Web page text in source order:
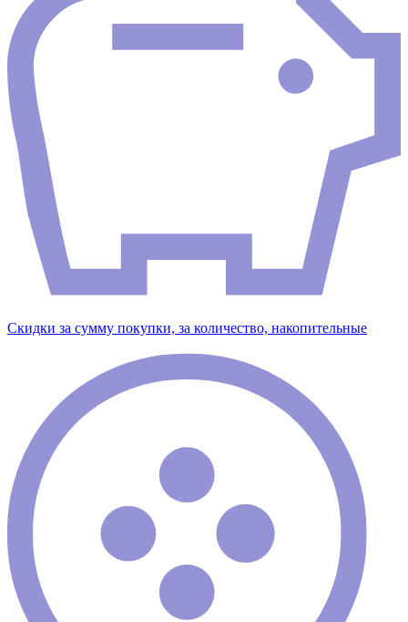
Скидки за сумму покупки, за количество, накопительные